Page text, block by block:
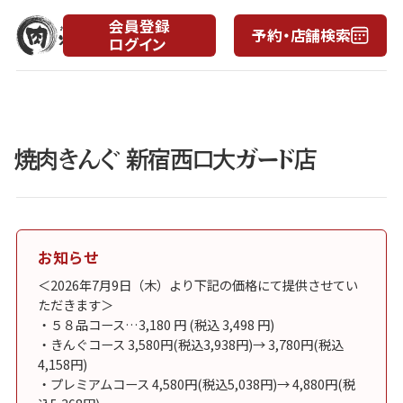
会員登録
ログイン
予約・店舗検索
焼肉きんぐ 新宿西口大ガード店
お知らせ
＜2026年7月9日（木）より下記の価格にて提供させてい
ただきます＞
・５８品コース…3,180 円 (税込 3,498 円)
・きんぐコース 3,580円(税込3,938円)→ 3,780円(税込
4,158円)
・プレミアムコース 4,580円(税込5,038円)→ 4,880円(税